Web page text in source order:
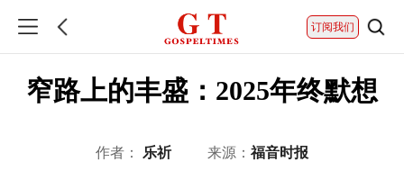
订阅我们
窄路上的丰盛：2025年终默想
作者： 乐祈 来源： 福音时报